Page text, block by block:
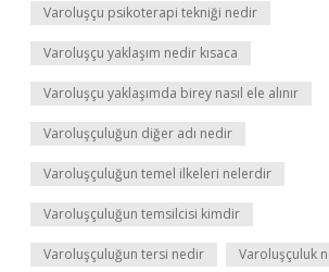
Varoluşçu psikoterapi tekniği nedir
Varoluşçu yaklaşım nedir kısaca
Varoluşçu yaklaşımda birey nasıl ele alınır
Varoluşçuluğun diğer adı nedir
Varoluşçuluğun temel ilkeleri nelerdir
Varoluşçuluğun temsilcisi kimdir
Varoluşçuluğun tersi nedir Varoluşçuluk